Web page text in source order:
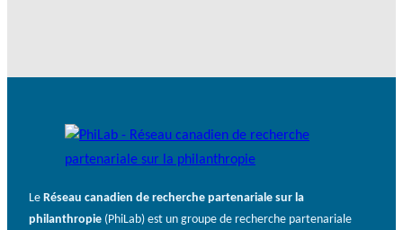
Le Réseau canadien de recherche partenariale sur la
philanthropie (PhiLab) est un groupe de recherche partenariale